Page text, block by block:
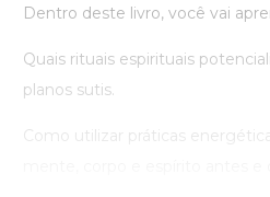
Dentro deste livro, você vai
Quais rituais espirituais
planos sutis.
Como utilizar práticas